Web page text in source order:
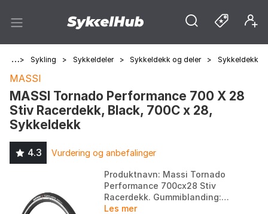
> Sykling > Sykkeldeler > Sykkeldekk og deler > Sykkeldekk
MASSI
MASSI Tornado Performance 700 X 28
Stiv Racerdekk, Black, 700C x 28,
Sykkeldekk
4.3 Vurdering og anbefalinger
Produktnavn: Massi Tornado
Performance 700cx28 Stiv
Racerdekk. Gummiblanding:
Hard i bunn og sentralt, myk i
Les mer